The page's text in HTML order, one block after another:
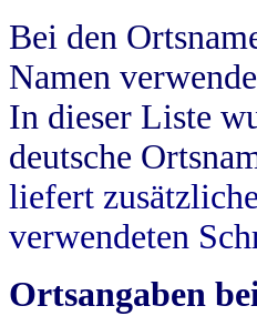
Bei den
Namen
In dieser Liste
deutsche
liefert
verwendeten
Ortsangaben